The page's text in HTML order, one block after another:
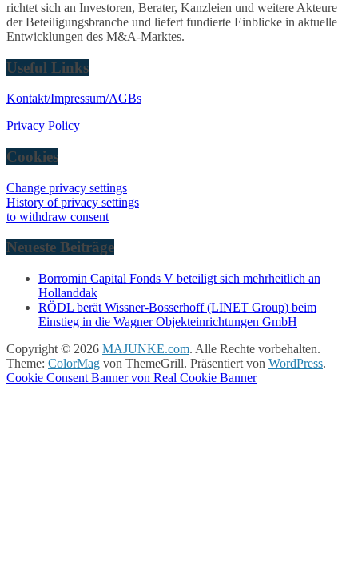
richtet sich an Investoren, Berater, Kanzleien und weitere Akteure
der Beteiligungsbranche und liefert fundierte Einblicke in aktuelle
Entwicklungen des M&A-Marktes.
Useful Links
Kontakt/Impressum/AGBs
Privacy Policy
Cookies
Change privacy settings
History of privacy settings
to withdraw consent
Neueste Beiträge
Borromin Capital Fonds V beteiligt sich mehrheitlich an
Hollanddak
RÖDL berät Wissner-Bosserhoff (LINET Group) beim
Einstieg in die Wagner Objekteinrichtungen GmbH
Copyright © 2026 MAJUNKE.com. Alle Rechte vorbehalten.
Theme: ColorMag von ThemeGrill. Präsentiert von WordPress.
Cookie Consent Banner von Real Cookie Banner